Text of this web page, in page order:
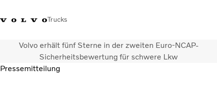
Trucks
+41 44 847 61 00Einloggen Volvo Merchandise ShopSchweiz French
Volvo erhält fünf Sterne in der zweiten Euro-NCAP-
Sicherheitsbewertung für schwere Lkw
Pressemitteilung